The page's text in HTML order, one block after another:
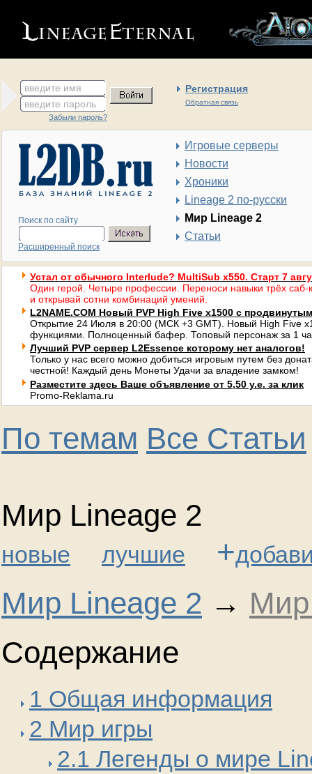
введите имя Регистрация
Обратная связь
введите пароль
Забыли пароль?
Поиск по сайту
Расширенный поиск
Игровые серверы
Новости
Хроники
Lineage 2 по-русски
Мир Lineage 2
Статьи
Устал от обычного Interlude? MultiSub x550. Старт 7
Один герой. Четыре профессии. Переноси навыки трёх саб-
и открывай сотни комбинаций умений.
L2NAME.COM Новый PVP High Five x1500 с
Открытие 24 Июля в 20:00 (МСК +3 GMT). Новый High Five
функциями. Полноценный бафер. Топовый персонаж за 1
Лучший PVP сервер L2Essence которому нет аналогов!
Только у нас всего можно добиться игровым путем без
честной! Каждый день Монеты Удачи за владение замком!
Разместите здесь Ваше объявление от 5,50 у.е. за клик
Promo-Reklama.ru
По темам Все Статьи
Мир Lineage 2
новые лучшие +
Мир Lineage 2 → Мир
Содержание
1 Общая информация
2 Мир игры
2.1 Легенды о мире